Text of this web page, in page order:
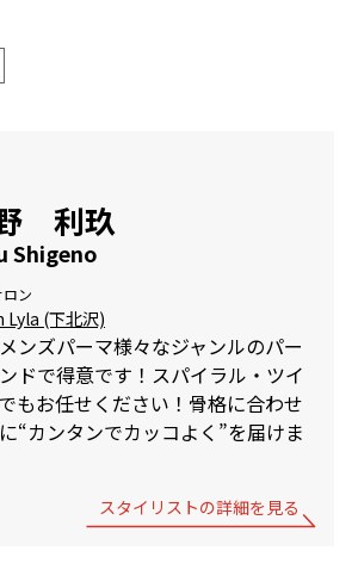
利玖
Shigeno
ン
Lyla (下北沢)
ンズパーマ様々なジャンルのパー
ドで得意です！スパイラル・ツイ
もお任せください！骨格に合わせ
“カンタンでカッコよく”を届けま
スタイリストの詳細を見る